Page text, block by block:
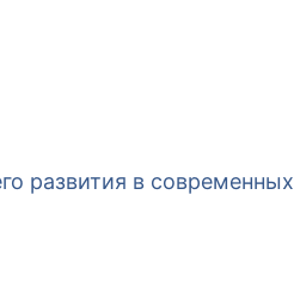
развития в современных